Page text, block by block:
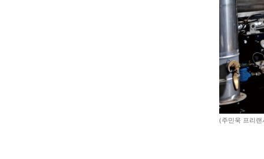
(주민욱 프리랜